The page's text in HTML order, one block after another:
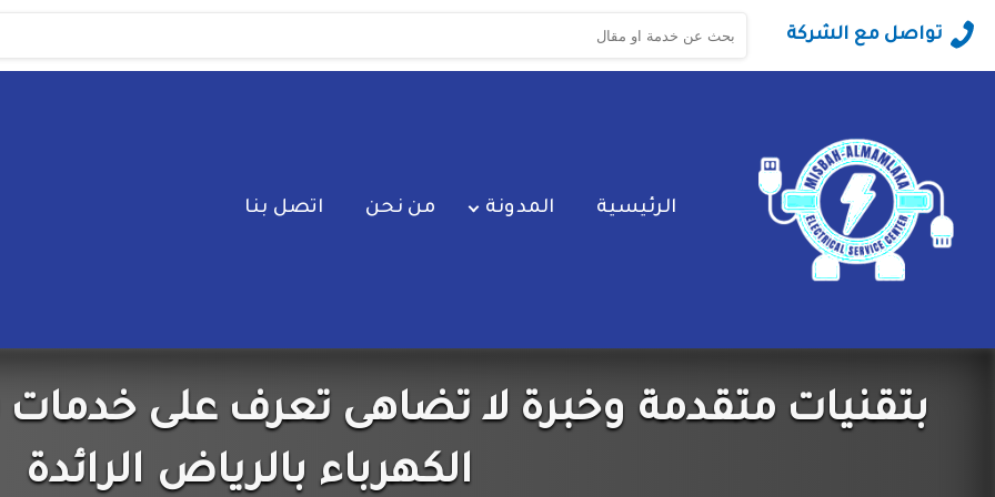
تواصل مع الشركة
البحث
عن:
الرئيسية المدونة من نحن اتصل بنا
بتقنيات متقدمة وخبرة لا تضاهى تعرف على
الكهرباء بالرياض الرائدة